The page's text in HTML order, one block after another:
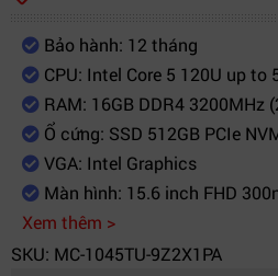
HP True Vision
tích hợp
Âm thanh
2 loa
Bàn phím &
Chuột
Bàn phím tiêu
điểm
Pin
3-cell, 41Wh Li-ion
Hệ điều
hành
Kích thước
35.98 x 23.6 x 1.86
Bảo hành: 12 tháng
CPU: Intel Core 5 120U up to
RAM: 16GB DDR4 3200MHz
Ổ cứng: SSD 512GB PCIe
VGA: Intel Graphics
Màn hình: 15.6 inch FHD
Xem thêm >
SKU: MC-1045TU-9Z2X1PA